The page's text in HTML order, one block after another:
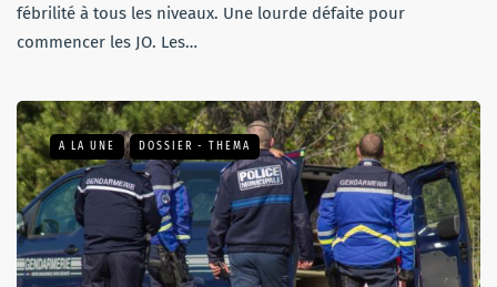
fébrilité à tous les niveaux. Une lourde défaite pour
commencer les JO. Les…
A LA UNE DOSSIER - THEMA